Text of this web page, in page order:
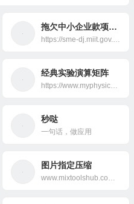
拖欠中小企业款项投诉
https://sme-dj.miit.gov.cn/#/page/portal
经典实验演算矩阵
https://www.myphysics-lab.com/
秒哒
一句话，做应用
图片指定压缩
www.mixtoolshub.com/img/compress